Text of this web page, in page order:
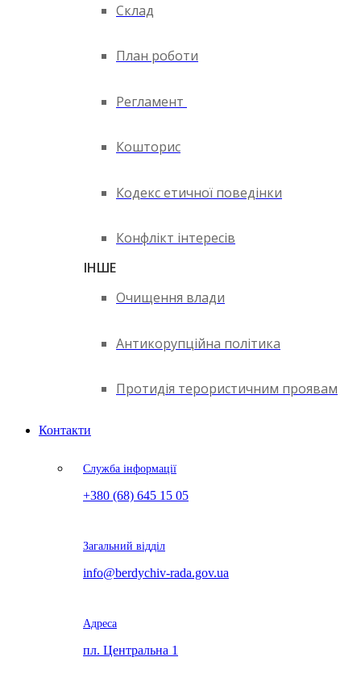
Склад
План роботи
Регламент
Кошторис
Кодекс етичної поведінки
Конфлікт інтересів
ІНШЕ
Очищення влади
Антикорупційна політика
Протидія терористичним проявам
Контакти
Служба інформації
+380 (68) 645 15 05
Загальний відділ
info@berdychiv-rada.gov.ua
Адреса
пл. Центральна 1